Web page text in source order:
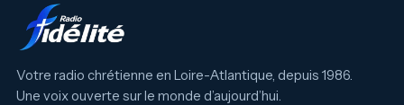
Votre radio chrétienne en Loire-Atlantique, depuis 1986.
Une voix ouverte sur le monde d’aujourd’hui.